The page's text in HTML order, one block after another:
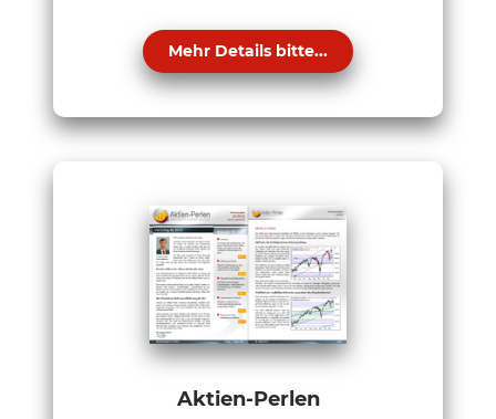
Mehr Details bitte...
Aktien-Perlen